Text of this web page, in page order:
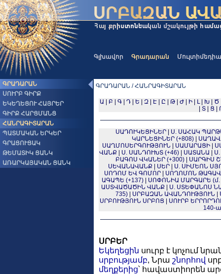
Գլխավոր Գրադարան Մուլտիմեդիա
ԳՐԱԴԱՐԱՆ
ՍՈՒՐԲ ԳԻՐՔ
ԵԿԵՂԵՑՈՒ ՀԱՅՐԵՐ
ԳԻՐՔ ՀԱՐՑՄԱՆՑ
ՀԱՆՐԱԳԻՏԱՐԱՆ
ՊԱՏՄԱԿԱՆ ԵՐԿԵՐ
ԳՐԱՑՈՒՑԱԿ
ԹԵՄԱՏԻԿ ՑԱՆԿ
ԱՌԱՐԿԱՅԱԿԱՆ ՑԱՆԿ
ԳՐԱԴԱՐԱՆ / ՀԱՆՐԱԳԻՏԱՐԱՆ
Ա Բ Գ| Դ| Ե Զ| Է| Ը Թ| Ժ| Ի| Լ| Խ| Ծ
Տ Ց
ՍԱԴՈՒԿԵՑԻՆԵՐ|
Ս. ՍԱՀԱԿ
ԿԱՐՆԵՑԻՆԵՐ (+808)|
ՍԱՂՄՈՍԵՐԳՈՒԹՅՈՒՆ
ՍԱՄԱՐԱՑԻ|
ՎԱՆՔ
Ս. ՍԱՆԴՈՒԽՏ (+46) ՍԱՏԱՆԱ
ԲԱԳՈՍ ՎԿԱՆԵՐ (+300)|
ՍԱՐԳԻՍ
ՍԵՎԱՆԱՎԱՆՔ
ՍԵՐ|
Ս. ՍԻՄԵՈՆ
ՍՈԴՈՄ ԵՎ ԳՈՄՈՐ
ՍՈՂՈՄՈՆ
ԱԳԱՊԵ (+137)|
ՍՈՓՈՆԻԱ ՄԱՐԳԱՐԵ (մ.
ԱՍՏՎԱԾԱԾԻՆ ՎԱՆՔ
Ս. ՍՏԵՓԱՆՈՍ
735)| ՍՐԲԱԶԱՆ ԱՎԱՆԴՈՒԹՅՈՒՆ
ՍՐԲՈՒԹՅՈՒՆ ՍՐԲՈՑ
ՍՈՒՐԲ
140-
ՍՐԲԵՐ
Եկեղեցին սուրբ է կոչում
սրբությամբ, Նրա շնորհով
մեղքերից՝ հավաստիորեն